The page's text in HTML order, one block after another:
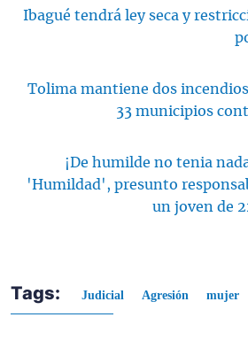
Ibagué tendrá ley seca y
Tolima mantiene dos
33 municipios
¡De humilde no tenia
'Humildad', presunto
un joven de
Tags: Judicial Agresión mujer